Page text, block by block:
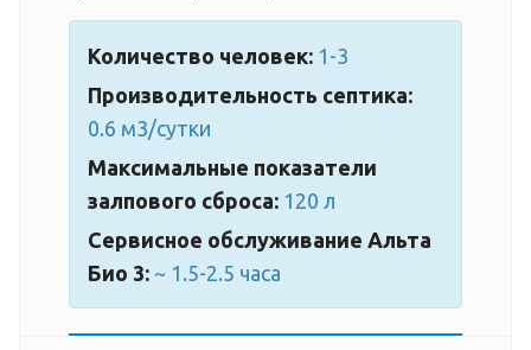
Количество человек: 1-3
Производительность септика:
0.6 м3/сутки
Максимальные показатели
залпового сброса: 120 л
Сервисное обслуживание Альта
Био 3: ~ 1.5-2.5 часа